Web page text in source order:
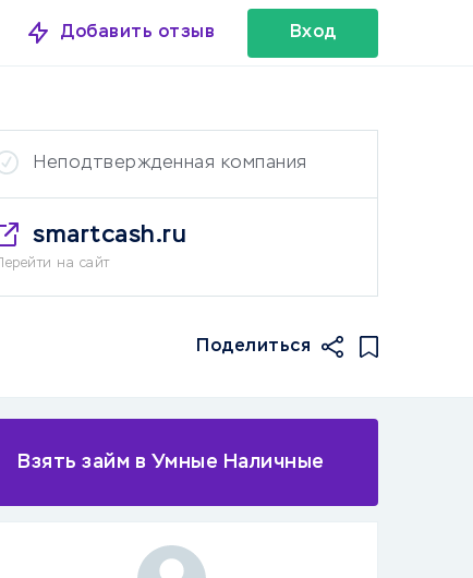
Добавить отзыв Вход
Неподтвержденная компания
smartcash.ru
Перейти на сайт
Поделиться
Взять займ в Умные Наличные